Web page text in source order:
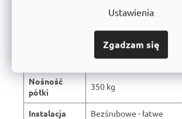
Ustawienia
Zgadzam się
Porównanie z typowymi
W wyniku recenzji
otrzymał ocenę 🏆
Nośność
półki
350 kg
Instalacja
Bezśrubowe - łatwe